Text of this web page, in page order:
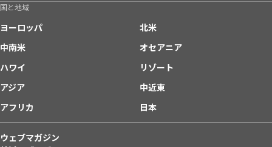
国と地域
ヨーロッパ
北米
中南米
オセアニア
ハワイ
リゾート
アジア
中近東
アフリカ
日本
ウェブマガジン